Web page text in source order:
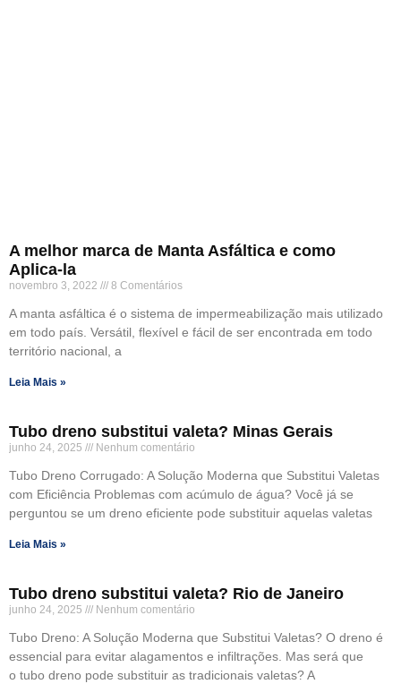
A melhor marca de Manta Asfáltica e como
Aplica-la
novembro 3, 2022 8 Comentários
A manta asfáltica é o sistema de impermeabilização mais utilizado
em todo país. Versátil, flexível e fácil de ser encontrada em todo
território nacional, a
Leia Mais »
Tubo dreno substitui valeta? Minas Gerais
junho 24, 2025 Nenhum comentário
Tubo Dreno Corrugado: A Solução Moderna que Substitui Valetas
com Eficiência Problemas com acúmulo de água? Você já se
perguntou se um dreno eficiente pode substituir aquelas valetas
Leia Mais »
Tubo dreno substitui valeta? Rio de Janeiro
junho 24, 2025 Nenhum comentário
Tubo Dreno: A Solução Moderna que Substitui Valetas? O dreno é
essencial para evitar alagamentos e infiltrações. Mas será que
o tubo dreno pode substituir as tradicionais valetas? A